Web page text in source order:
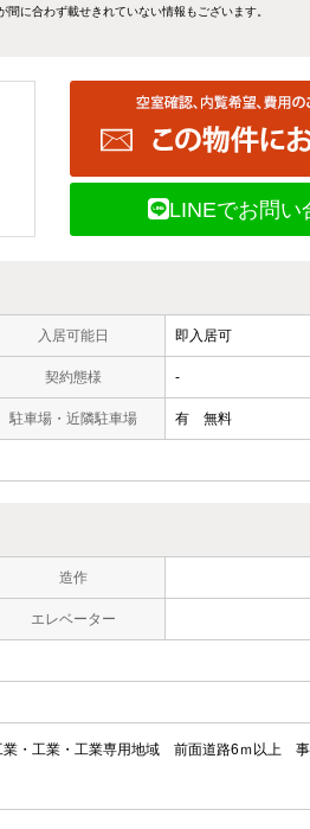
に合わず載せきれていない情報もございます。
LINEでお問い
入居可能日 即入居可
契約態様 -
駐車場・近隣駐車場 有 無料
造作
エレベーター
業・工業・工業専用地域 前面道路6ｍ以上